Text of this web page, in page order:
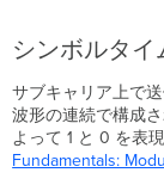
シンボルタイ
サブキャリア上で
波形の連続で構成
よって 1 と 0 を表
Fundamentals: